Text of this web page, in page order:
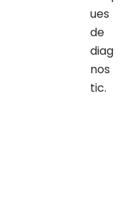
ues
de
diag
nos
tic.